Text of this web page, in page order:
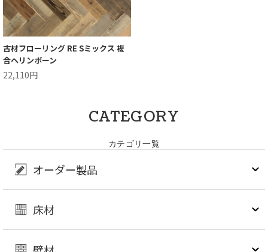
古材フローリング RE Sミックス 複
合ヘリンボーン
22,110円
CATEGORY
カテゴリ一覧
オーダー製品
床材